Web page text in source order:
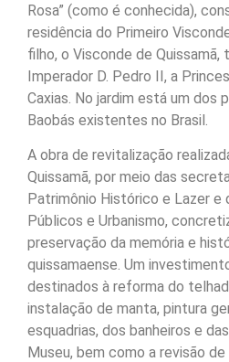
Rosa” (como é conhecida),
residência do Primeiro
filho, o Visconde de Quissamã,
Imperador D. Pedro II, a
Caxias. No jardim está um dos
Baobás existentes no Brasil.
A obra de revitalização
Quissamã, por meio das
Patrimônio Histórico e Lazer e
Públicos e Urbanismo,
preservação da memória e
quissamaense. Um
destinados à reforma do
instalação de manta, pintura
esquadrias, dos banheiros e
Museu, bem como a revisão